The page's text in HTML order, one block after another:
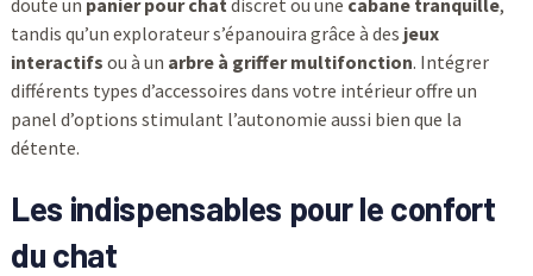
doute un panier pour chatdiscret ou une cabane tranquille,
tandis qu’un explorateur s’épanouira grâce à des jeux
interactifs ou à un arbre à griffer multifonction. Intégrer
différents types d’accessoires dans votre intérieur offre un
panel d’options stimulant l’autonomie aussi bien que la
détente.
Les indispensables pour le confort
du chat